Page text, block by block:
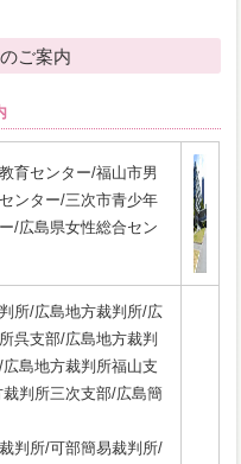
ご案内
育センター/福山市男
ンター/三次市青少年
/広島県女性総合セン
所/広島地方裁判所/広
呉支部/広島地方裁判
島地方裁判所福山支
判所三次支部/広島簡
判所/可部簡易裁判所/